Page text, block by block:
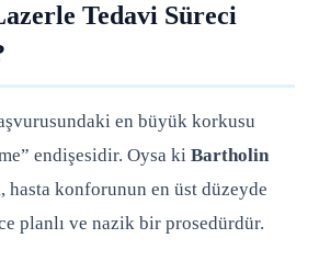
Tedavi Süreci
en büyük korkusu
endişesidir. Oysa kiBartholin
, hasta konforunun en üst düzeyde
planlı ve nazik bir prosedürdür.